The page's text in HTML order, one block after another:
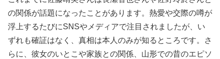
の関係が話題になったことがあります。熱愛や交際の噂が
浮上するたびにSNSやメディアで注目されましたが、い
ずれも確証はなく、真相は本人のみが知るところです。さ
らに、彼女のいとこや家族との関係、山形での昔のエピソ